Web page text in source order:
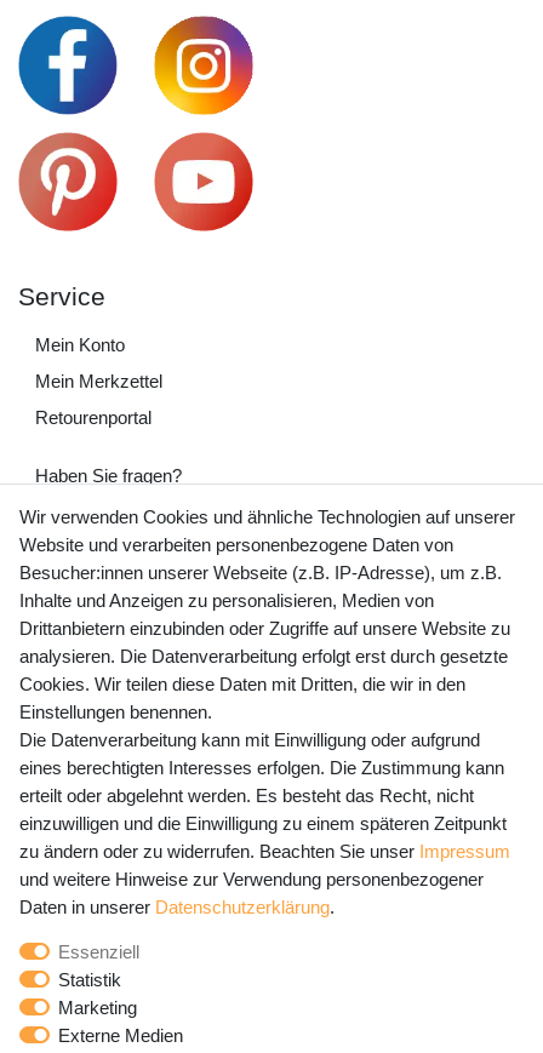
Service
Mein Konto
Mein Merkzettel
Retourenportal
Haben Sie fragen?
+49 (0) 35243 460 400
Mo-Fr 9-15 Uhr
shop@banjado.com
Preisangaben inkl. gesetzl. MwSt. und zzgl. Service- und
Versandkosten
Newsletter Anmeldung - Keine Angebote
mehr verpassen!
E-MAIL **
Newsletter
Honig
Hiermit bestätige ich, dass ich die
gelesen habe. Meine Einwilligung kann ich jederzeit
widerrufen.**
Wir verwenden Cookies und ähnliche Technologien auf unserer
Website und verarbeiten personenbezogene Daten von
Besucher:innen unserer Webseite (z.B. IP-Adresse), um z.B.
Inhalte und Anzeigen zu personalisieren, Medien von
Drittanbietern einzubinden oder Zugriffe auf unsere Website zu
analysieren. Die Datenverarbeitung erfolgt erst durch gesetzte
Cookies. Wir teilen diese Daten mit Dritten, die wir in den
Einstellungen benennen.
Die Datenverarbeitung kann mit Einwilligung oder aufgrund
eines berechtigten Interesses erfolgen. Die Zustimmung kann
erteilt oder abgelehnt werden. Es besteht das Recht, nicht
einzuwilligen und die Einwilligung zu einem späteren Zeitpunkt
zu ändern oder zu widerrufen. Beachten Sie unser Impressum
und weitere Hinweise zur Verwendung personenbezogener
Daten in unserer Daten­schutz­erklärung.
Essenziell
Statistik
Marketing
Externe Medien